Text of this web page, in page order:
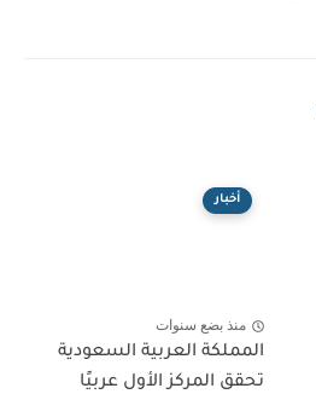
أخبار
منذ بضع سنوات
المملكة العربية السعودية
تحقق المركز الأول عربيًا